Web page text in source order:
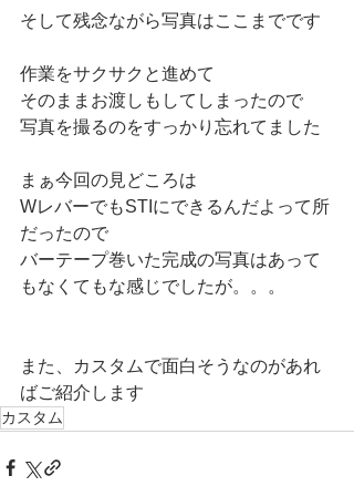
そして残念ながら写真はここまでです
作業をサクサクと進めて
そのままお渡しもしてしまったので
写真を撮るのをすっかり忘れてました
まぁ今回の見どころは
WレバーでもSTIにできるんだよって所
だったので
バーテープ巻いた完成の写真はあって
もなくてもな感じでしたが。。。
また、カスタムで面白そうなのがあれ
ばご紹介します
カスタム